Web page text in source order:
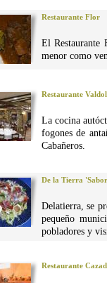
Restaurante Flor
El Restaurante
menor como
Restaurante
La cocina
fogones de
Cabañeros.
De la Tierra
Delatierra, se
pequeño
pobladores y
Restaurante